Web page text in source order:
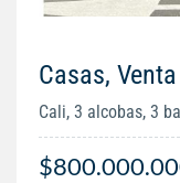
Casas,
Cali, 3 alcobas, 3